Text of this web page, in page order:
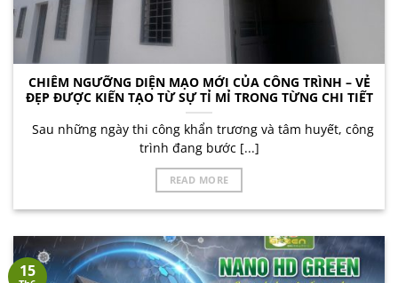
CHIÊM NGƯỠNG DIỆN MẠO MỚI CỦA CÔNG TRÌNH – VẺ
ĐẸP ĐƯỢC KIẾN TẠO TỪ SỰ TỈ MỈ TRONG TỪNG CHI TIẾT
Sau những ngày thi công khẩn trương và tâm huyết, công
trình đang bước [...]
READ MORE
15